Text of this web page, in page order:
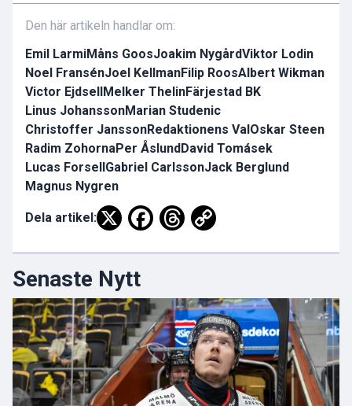
Den här artikeln handlar om:
Emil LarmiMåns GoosJoakim NygårdViktor Lodin
Noel FransénJoel KellmanFilip RoosAlbert Wikman
Victor EjdsellMelker ThelinFärjestad BK
Linus JohanssonMarian Studenic
Christoffer JanssonRedaktionens ValOskar Steen
Radim ZohornaPer ÅslundDavid Tomásek
Lucas ForsellGabriel CarlssonJack Berglund
Magnus Nygren
Dela artikel:
Senaste Nytt